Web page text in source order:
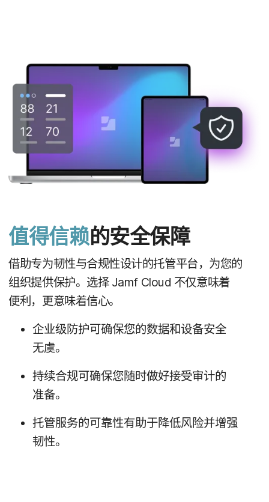
值得​信赖的​安全​保障
借助​专为​韧性​与​合规性​设计​的​托管​平台，​为​您​的​
组织​提供​保护。​选择Jamf Cloud 不仅​意味​着​
便利，​更​意味​着​信心。
企业​级​防护​可确​保您​的​数据​和​设备​安全​
无虞。
持续​合规​可确​保​您​随时​做​好​接受​审计​的​
准备。
托管​服务​的​可靠性​有助于​降低​风险​并​增强​
韧性。